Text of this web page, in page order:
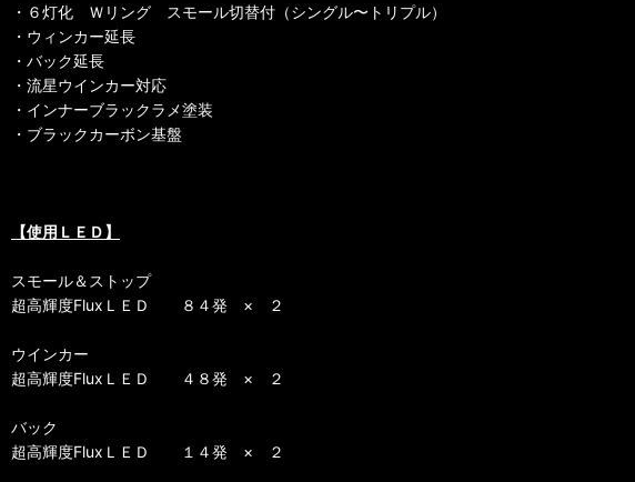
・６灯化 Ｗリング スモール切替付（シングル〜トリプル）
・ウィンカー延長
・バック延長
・流星ウインカー対応
・インナーブラックラメ塗装
・ブラックカーボン基盤
【使用ＬＥＤ】
スモール＆ストップ
超高輝度FluxＬＥＤ ８４発 × ２
ウインカー
超高輝度FluxＬＥＤ ４８発 × ２
バック
超高輝度FluxＬＥＤ １４発 × ２